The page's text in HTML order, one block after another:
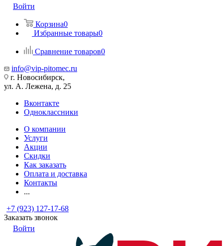
Войти
Корзина0
Избранные товары0
Сравнение товаров0
info@vip-pitomec.ru
г. Новосибирск,
ул. А. Лежена, д. 25
Вконтакте
Одноклассники
О компании
Услуги
Акции
Скидки
Как заказать
Оплата и доставка
Контакты
...
+7 (923) 127-17-68
Заказать звонок
Войти